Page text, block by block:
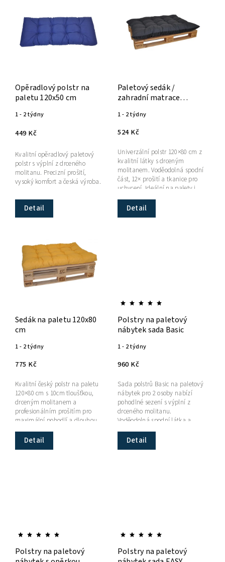
Abecedně
Opěradlový polstr na
paletu 120x50 cm
1 - 2 týdny
449 Kč
Detail
Kvalitní opěradlový paletový
polstr s výplní z drceného
molitanu. Precizní prošití,
vysoký komfort a česká výroba.
Paletový sedák /
zahradní matrace
1 - 2 týdny
524 Kč
Detail
Univerzální polstr 120×80 cm z
kvalitní látky s drceným
molitanem. Voděodolná spodní
část, 12× prošití a tkanice pro
uchycení. Ideální na palety i
zahradu.
Sedák na paletu 120x80
cm
1 - 2 týdny
775 Kč
Detail
Kvalitní český polstr na paletu
120×80 cm s 10cm tloušťkou,
drceným molitanem a
profesionálním prošitím pro
maximální pohodlí a dlouhou
Polstry na paletový
nábytek sada Basic
1 - 2 týdny
960 Kč
Detail
Sada polstrů Basic na paletový
nábytek pro 2 osoby nabízí
pohodlné sezení s výplní z
drceného molitanu.
Voděodolná spodní látka a
údržbu i stabilitu.
Polstry na paletový
Polstry na paletový